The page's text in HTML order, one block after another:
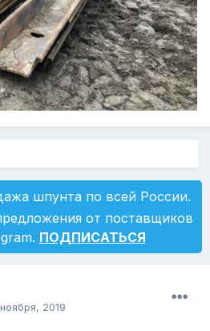
шпунта по всей России.
от поставщиков
ПОДПИСАТЬСЯ
2019